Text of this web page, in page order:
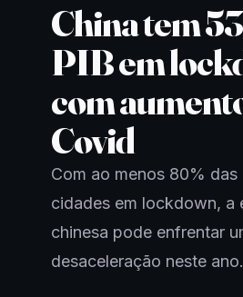
China tem
PIB em
com
Covid
Com ao menos 80% das
cidades em lockdown, a
chinesa pode enfrentar
desaceleração neste ano.